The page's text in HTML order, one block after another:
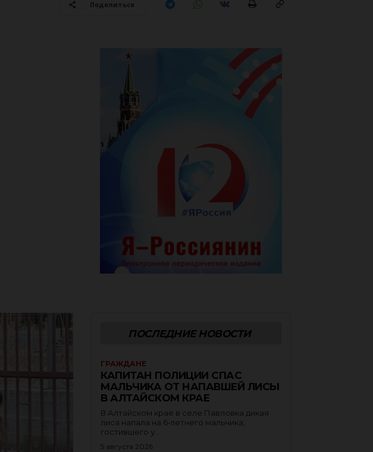
Поделиться
ПОСЛЕДНИЕ НОВОСТИ
ГРАЖДАНЕ
КАПИТАН ПОЛИЦИИ СПАС
МАЛЬЧИКА ОТ НАПАВШЕЙ ЛИСЫ
В АЛТАЙСКОМ КРАЕ
В Алтайском крае в селе Павловка дикая
лиса напала на 6‑летнего мальчика,
гостившего у...
5 августа 2026